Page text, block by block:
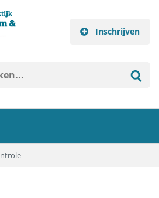
Inschrijven